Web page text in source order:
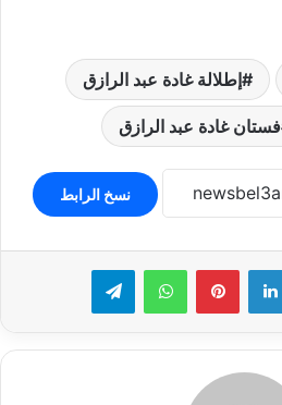
إطلالة غادة عبد الرازق
فستان غادة عبد الرازق
نسخ الرابط
لينكدإن بينتيريستواتساب تيلقرام